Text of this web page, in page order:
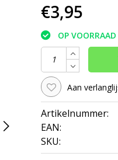
€3,95
OP VOORRAAD
Aan
Artikelnummer:
EAN:
SKU: